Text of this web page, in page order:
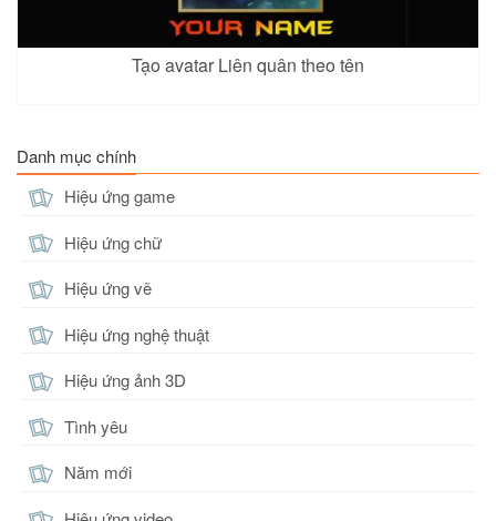
Tạo avatar Liên quân theo tên
Danh mục chính
Hiệu ứng game
Hiệu ứng chữ
Hiệu ứng vẽ
Hiệu ứng nghệ thuật
Hiệu ứng ảnh 3D
Tình yêu
Năm mới